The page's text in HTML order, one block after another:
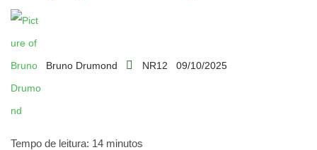
Bruno Drumond NR12 09/10/2025
Tempo de leitura: 14 minutos